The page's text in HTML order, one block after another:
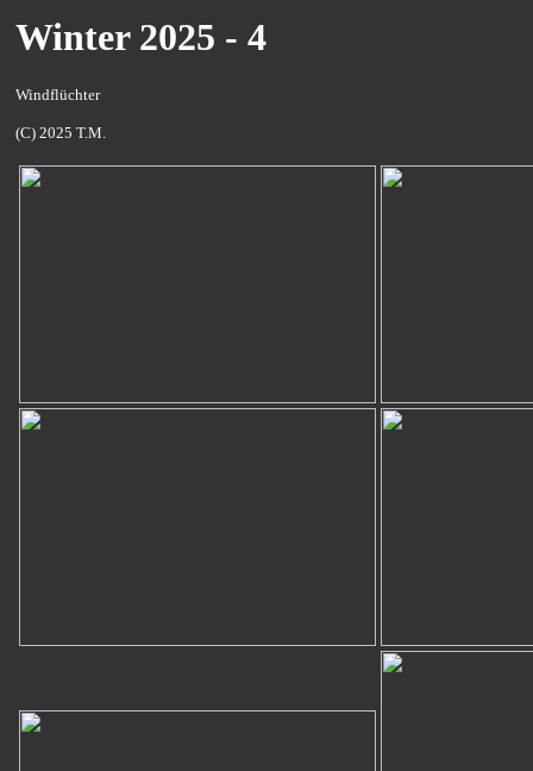
Winter 2025 - 4
Windflüchter
(C) 2025 T.M.